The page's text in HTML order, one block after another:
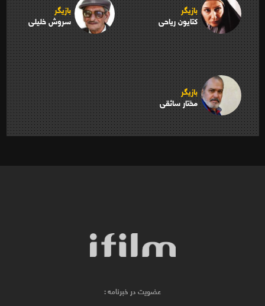
بازیگر
کتایون ریاحی
بازیگر
سروش خلیلی
بازیگر
مختار سائقی
عضویت در خبرنامه :